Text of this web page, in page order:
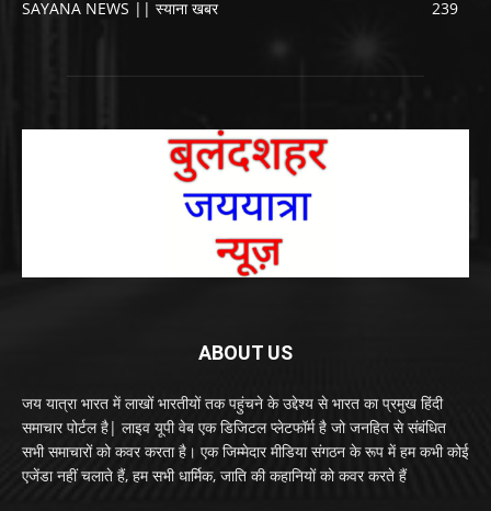
SAYANA NEWS || स्याना खबर
239
ABOUT US
जय यात्रा भारत में लाखों भारतीयों तक पहुंचने के उद्देश्य से भारत का प्रमुख हिंदी
समाचार पोर्टल है| लाइव यूपी वेब एक डिजिटल प्लेटफॉर्म है जो जनहित से संबंधित
सभी समाचारों को कवर करता है। एक जिम्मेदार मीडिया संगठन के रूप में हम कभी कोई
एजेंडा नहीं चलाते हैं, हम सभी धार्मिक, जाति की कहानियों को कवर करते हैं